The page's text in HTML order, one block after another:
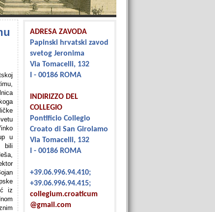
u
bili
iz
ADRESA ZAVODA
Papinski hrvatski zavod
svetog Jeronima
Via Tomacelli, 132
I - 00186 ROMA
INDIRIZZO DEL
COLLEGIO
Pontificio Collegio
Croato di San Girolamo
Via Tomacelli, 132
I - 00186 ROMA
+39.06.996.94.410;
+39.06.996.94.415;
collegium.croaticum
@gmail.com